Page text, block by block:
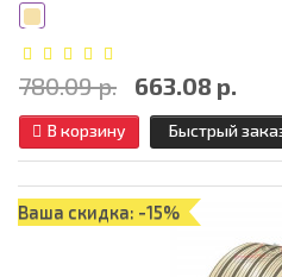
780.09 р. 663.08 р.
В корзину Быстрый
Ваша скидка: -15%